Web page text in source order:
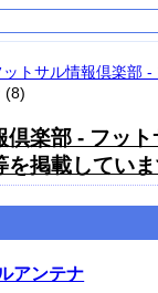
ットサル情報倶楽部
(8)
倶楽部 - フッ
掲載していま
アンテナ